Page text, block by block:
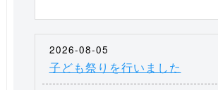
2026-08-05
子ども祭りを行いました